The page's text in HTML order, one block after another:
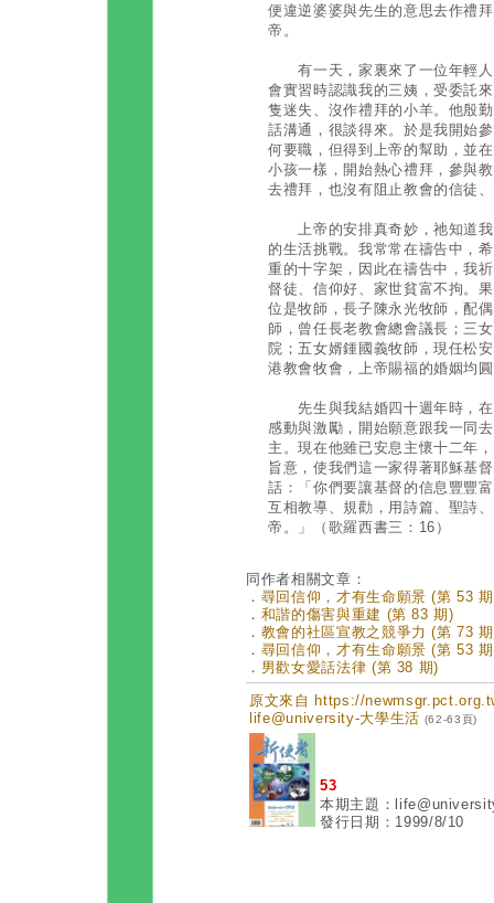
便違逆婆婆與先生的意思去作禮
帝。
有一天，家裏來了一位年輕人
會實習時認識我的三姨，受委託
隻迷失、沒作禮拜的小羊。他殷
話溝通，很談得來。於是我開始
何要職，但得到上帝的幫助，並
小孩一樣，開始熱心禮拜，參與
去禮拜，也沒有阻止教會的信徒
上帝的安排真奇妙，祂知道我
的生活挑戰。我常常在禱告中，
重的十字架，因此在禱告中，我
督徒、信仰好、家世貧富不拘。
位是牧師，長子陳永光牧師，配
師，曾任長老教會總會議長；三
院；五女婿鍾國義牧師，現任松
港教會牧會，上帝賜福的婚姻均
先生與我結婚四十週年時，在
感動與激勵，開始願意跟我一同
主。現在他雖已安息主懷十二年
旨意，使我們這一家得著耶穌基
話：「你們要讓基督的信息豐豐
互相教導、規勸，用詩篇、聖詩
帝。」（歌羅西書三：16）
同作者相關文章：
． 尋回信仰，才有生命願景 (第 53
． 和諧的傷害與重建 (第 83 期)
． 教會的社區宣教之競爭力 (第 73
． 尋回信仰，才有生命願景 (第 53
． 男歡女愛話法律 (第 38 期)
原文來自 https://
life@university-大學生活 (62-63頁)
53
本期主題：
發行日期：1999/8/10